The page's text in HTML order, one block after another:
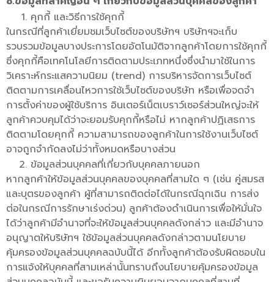
คุกกี้ และวิธีการใช้คุกกี้
ในกรณีที่ลูกค้าเยี่ยมชมเว็บไซต์ของบริษัทฯ บริษัทฯจะเก็บ
รวบรวมข้อมูลบางประการโดยอัตโนมัติจากลูกค้าโดยการใช้คุกกี้
ซึ่งคุกกี้คือเทคโนโลยีการติดตามประเภทหนึ่งซึ่งนำมาใช้ในการ
วิเคราะห์กระแสความนิยม (trend) การบริหารจัดการเว็บไซต์
ติดตามการเคลื่อนไหวการใช้เว็บไซต์ของบริษัท หรือเพื่อจดจำ
การตั้งค่าของผู้ใช้บริการ อินเตอร์เน็ตเบราว์เซอร์ส่วนใหญ่จะให้
ลูกค้าควบคุมได้ว่าจะยอมรับคุกกี้หรือไม่ หากลูกค้าปฏิเสธการ
ติดตามโดยคุกกี้ ความสามารถของลูกค้าในการใช้งานเว็บไซต์
อาจถูกจำกัดลงไม่ว่าทั้งหมดหรือบางส่วน
ข้อมูลส่วนบุคคลที่เกี่ยวกับบุคคลภายนอก
หากลูกค้าให้ข้อมูลส่วนบุคคลของบุคคลที่สามใด ๆ (เช่น คู่สมรส
และบุตรของลูกค้า ผู้ที่สามารถติดต่อได้ในกรณีฉุกเฉิน การส่ง
ต่อในกรณีการรักษาเร่งด่วน) ลูกค้าต้องดำเนินการเพื่อให้มั่นใจ
ได้ว่าลูกค้ามีอำนาจที่จะให้ข้อมูลส่วนบุคคลดังกล่าว และมีอำนาจ
อนุญาตให้บริษัทฯ ใช้ข้อมูลส่วนบุคคลดังกล่าวตามนโยบาย
คุ้มครองข้อมูลส่วนบุคคลฉบับนี้ได้ อีกทั้งลูกค้าต้องรับผิดชอบใน
การแจ้งให้บุคคลที่สามเหล่านั้นทราบถึงนโยบายคุ้มครองข้อมูล